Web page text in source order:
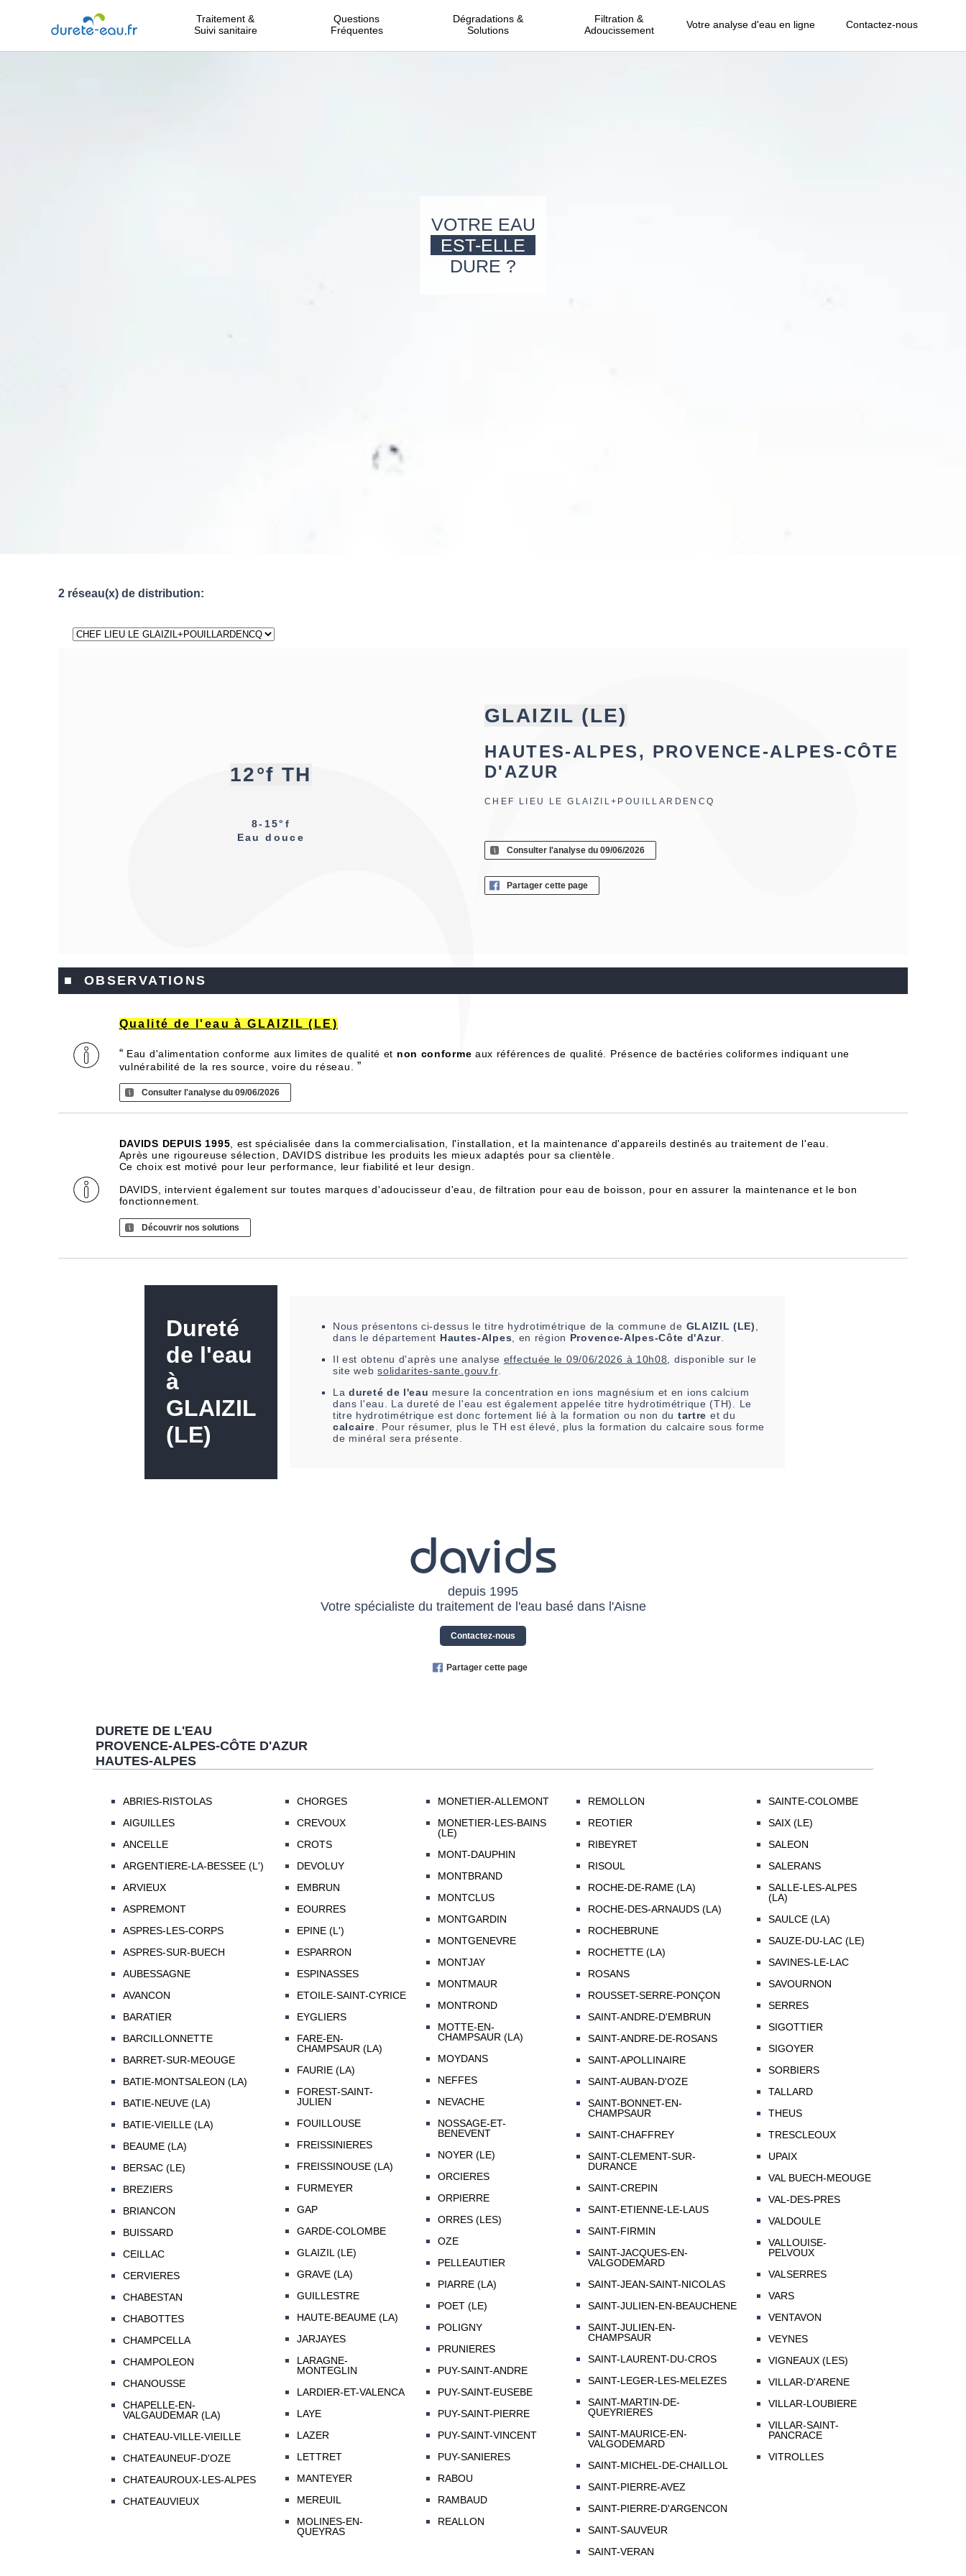
Traitement &
Suivi sanitaire
Questions
Fréquentes
Dégradations &
Solutions
Filtration &
Adoucissement
Votre analyse d'eau en ligne Contactez-nous
VOTRE EAU
EST-ELLE
DURE ?
2 réseau(x) de distribution:
12°f TH
8-15°f
Eau douce
GLAIZIL (LE)
HAUTES-ALPES, PROVENCE-ALPES-CÔTE
D'AZUR
CHEF LIEU LE GLAIZIL+POUILLARDENCQ
Consulter l'analyse du 09/06/2026
Partager cette page
■ OBSERVATIONS
Qualité de l'eau à GLAIZIL (LE)
“ Eau d'alimentation conforme aux limites de qualité et non conforme aux références de qualité. Présence de bactéries coliformes indiquant une
vulnérabilité de la res source, voire du réseau. ”
Consulter l'analyse du 09/06/2026
DAVIDS DEPUIS 1995 , est spécialisée dans la commercialisation, l'installation, et la maintenance d'appareils destinés au traitement de l'eau.
Après une rigoureuse sélection, DAVIDS distribue les produits les mieux adaptés pour sa clientèle.
Ce choix est motivé pour leur performance, leur fiabilité et leur design.
DAVIDS, intervient également sur toutes marques d'adoucisseur d'eau, de filtration pour eau de boisson, pour en assurer la maintenance et le bon
fonctionnement.
Découvrir nos solutions
Dureté
de l'eau
à
GLAIZIL
(LE)
Nous présentons ci-dessus le titre hydrotimétrique de la commune de GLAIZIL (LE),
dans le département Hautes-Alpes, en région Provence-Alpes-Côte d'Azur.
Il est obtenu d'après une analyse effectuée le 09/06/2026 à 10h08, disponible sur le
site websolidarites-sante.gouv.fr.
La dureté de l'eau mesure la concentration en ions magnésium et en ions calcium
dans l'eau. La dureté de l'eau est également appelée titre hydrotimétrique (TH). Le
titre hydrotimétrique est donc fortement lié à la formation ou non du tartre et du
calcaire. Pour résumer, plus le TH est élevé, plus la formation du calcaire sous forme
de minéral sera présente.
davids
depuis 1995
Votre spécialiste du traitement de l'eau basé dans l'Aisne
Contactez-nous
Partager cette page
DURETE DE L'EAU
PROVENCE-ALPES-CÔTE D'AZUR
HAUTES-ALPES
ABRIES-RISTOLAS
AIGUILLES
ANCELLE
ARGENTIERE-LA-BESSEE (L')
ARVIEUX
ASPREMONT
ASPRES-LES-CORPS
ASPRES-SUR-BUECH
AUBESSAGNE
AVANCON
BARATIER
BARCILLONNETTE
BARRET-SUR-MEOUGE
BATIE-MONTSALEON (LA)
BATIE-NEUVE (LA)
BATIE-VIEILLE (LA)
BEAUME (LA)
BERSAC (LE)
BREZIERS
BRIANCON
BUISSARD
CEILLAC
CERVIERES
CHABESTAN
CHABOTTES
CHAMPCELLA
CHAMPOLEON
CHANOUSSE
CHAPELLE-EN-
VALGAUDEMAR (LA)
CHATEAU-VILLE-VIEILLE
CHATEAUNEUF-D'OZE
CHATEAUROUX-LES-ALPES
CHATEAUVIEUX
CHORGES
CREVOUX
CROTS
DEVOLUY
EMBRUN
EOURRES
EPINE (L')
ESPARRON
ESPINASSES
ETOILE-SAINT-CYRICE
EYGLIERS
FARE-EN-
CHAMPSAUR (LA)
FAURIE (LA)
FOREST-SAINT-
JULIEN
FOUILLOUSE
FREISSINIERES
FREISSINOUSE (LA)
FURMEYER
GAP
GARDE-COLOMBE
GLAIZIL (LE)
GRAVE (LA)
GUILLESTRE
HAUTE-BEAUME (LA)
JARJAYES
LARAGNE-
MONTEGLIN
LARDIER-ET-VALENCA
LAYE
LAZER
LETTRET
MANTEYER
MEREUIL
MOLINES-EN-
QUEYRAS
MONETIER-ALLEMONT
MONETIER-LES-BAINS
(LE)
MONT-DAUPHIN
MONTBRAND
MONTCLUS
MONTGARDIN
MONTGENEVRE
MONTJAY
MONTMAUR
MONTROND
MOTTE-EN-
CHAMPSAUR (LA)
MOYDANS
NEFFES
NEVACHE
NOSSAGE-ET-
BENEVENT
NOYER (LE)
ORCIERES
ORPIERRE
ORRES (LES)
OZE
PELLEAUTIER
PIARRE (LA)
POET (LE)
POLIGNY
PRUNIERES
PUY-SAINT-ANDRE
PUY-SAINT-EUSEBE
PUY-SAINT-PIERRE
PUY-SAINT-VINCENT
PUY-SANIERES
RABOU
RAMBAUD
REALLON
REMOLLON
REOTIER
RIBEYRET
RISOUL
ROCHE-DE-RAME (LA)
ROCHE-DES-ARNAUDS (LA)
ROCHEBRUNE
ROCHETTE (LA)
ROSANS
ROUSSET-SERRE-PONÇON
SAINT-ANDRE-D'EMBRUN
SAINT-ANDRE-DE-ROSANS
SAINT-APOLLINAIRE
SAINT-AUBAN-D'OZE
SAINT-BONNET-EN-
CHAMPSAUR
SAINT-CHAFFREY
SAINT-CLEMENT-SUR-
DURANCE
SAINT-CREPIN
SAINT-ETIENNE-LE-LAUS
SAINT-FIRMIN
SAINT-JACQUES-EN-
VALGODEMARD
SAINT-JEAN-SAINT-NICOLAS
SAINT-JULIEN-EN-BEAUCHENE
SAINT-JULIEN-EN-
CHAMPSAUR
SAINT-LAURENT-DU-CROS
SAINT-LEGER-LES-MELEZES
SAINT-MARTIN-DE-
QUEYRIERES
SAINT-MAURICE-EN-
VALGODEMARD
SAINT-MICHEL-DE-CHAILLOL
SAINT-PIERRE-AVEZ
SAINT-PIERRE-D'ARGENCON
SAINT-SAUVEUR
SAINT-VERAN
SAINTE-COLOMBE
SAIX (LE)
SALEON
SALERANS
SALLE-LES-ALPES
(LA)
SAULCE (LA)
SAUZE-DU-LAC (LE)
SAVINES-LE-LAC
SAVOURNON
SERRES
SIGOTTIER
SIGOYER
SORBIERS
TALLARD
THEUS
TRESCLEOUX
UPAIX
VAL BUECH-MEOUGE
VAL-DES-PRES
VALDOULE
VALLOUISE-
PELVOUX
VALSERRES
VARS
VENTAVON
VEYNES
VIGNEAUX (LES)
VILLAR-D'ARENE
VILLAR-LOUBIERE
VILLAR-SAINT-
PANCRACE
VITROLLES